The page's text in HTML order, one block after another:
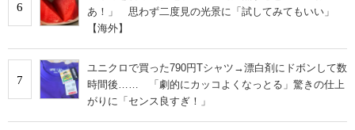
6
あ！」 思わず二度見の光景に「試してみてもいい」
【海外】
7
ユニクロで買った790円Tシャツ→漂白剤にドボンして数
時間後…… 「劇的にカッコよくなっとる」驚きの仕上
がりに「センス良すぎ！」